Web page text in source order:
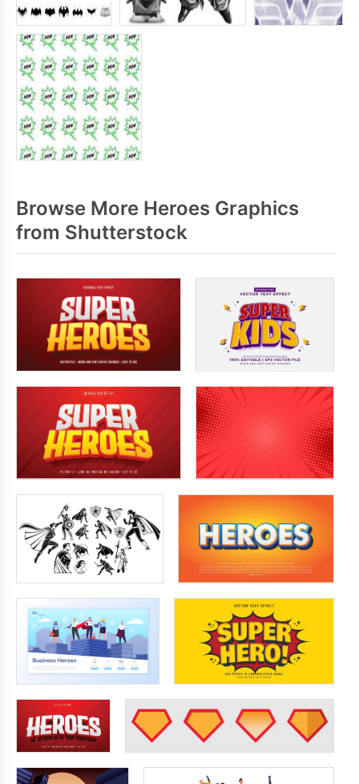
Browse More Heroes Graphics
from Shutterstock